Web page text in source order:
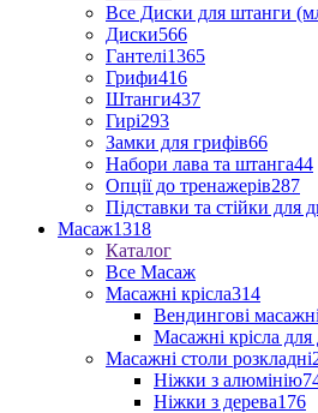
Все Диски для штанги
Диски566
Гантелі1365
Грифи416
Штанги437
Гирі293
Замки для грифів66
Набори лава та штанга44
Опції до тренажерів287
Підставки та стійки для
Масаж1318
Каталог
Все Масаж
Масажні крісла314
Вендингові
Масажні крісла
Масажні столи розкладні
Ніжки з алюмінію
Ніжки з дерева176